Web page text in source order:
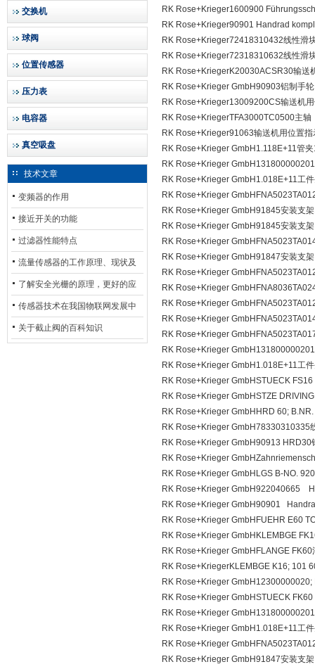
交换机
球阀
位置传感器
压力表
电容器
真空吸盘
技术文章
变频器的作用
接近开关的功能
过滤器性能特点
流量传感器的工作原理、现状及
其发展前景
了解安全光栅的原理，更好的应
用安全光栅
传感器技术在我国物联网发展中
的地位*
关于截止阀的百科知识
RK Rose+Krieger1600900
RK Rose+Krieger90901 Handrad
RK Rose+Krieger72418310432线性滑
RK Rose+Krieger72318310632线性滑
RK Rose+KriegerK20030ACSR30输送
RK Rose+Krieger GmbH90903铝制手
RK Rose+Krieger13009200CS输送机
RK Rose+KriegerTFA3000TC0500主轴
RK Rose+Krieger91063输送机用位置指
RK Rose+Krieger GmbH1.118E+11管
RK Rose+Krieger
RK Rose+Krieger GmbH1.018E+11工
RK Rose+Krieger
RK Rose+Krieger GmbH91845安装支
RK Rose+Krieger GmbH91845安装支架
RK Rose+Krieger
RK Rose+Krieger GmbH91847安装支架
RK Rose+Krieger
RK Rose+Krieger
RK Rose+Krieger
RK Rose+Krieger
RK Rose+Krieger
RK Rose+Krieger
RK Rose+Krieger GmbH1.018E+11工
RK Rose+Krieger GmbHSTUECK
RK Rose+Krieger GmbHSTZE
RK Rose+Krieger GmbHHRD 60;
RK Rose+Krieger GmbH78330310335
RK Rose+Krieger GmbH90913 HRD30
RK Rose+Krieger
RK Rose+Krieger GmbHLGS B-NO.
RK Rose+Krieger GmbH922040665
RK Rose+Krieger GmbH90901
RK Rose+Krieger GmbHFUEHR E60
RK Rose+Krieger GmbHKLEMBGE
RK Rose+Krieger GmbHFLANGE FK60
RK Rose+KriegerKLEMBGE K16; 101
RK Rose+Krieger GmbH12300000020;
RK Rose+Krieger GmbHSTUECK
RK Rose+Krieger
RK Rose+Krieger GmbH1.018E+11工
RK Rose+Krieger
RK Rose+Krieger GmbH91847安装支架